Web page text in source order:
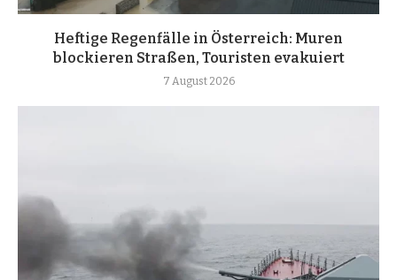
Heftige Regenfälle in Österreich: Muren
blockieren Straßen, Touristen evakuiert
7 August 2026